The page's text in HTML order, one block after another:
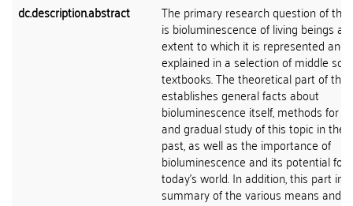
dc.description.abstract
The primary research question of
is bioluminescence of living beings
extent to which it is represented and
explained in a selection of middle
textbooks. The theoretical part of the
establishes general facts about
bioluminescence itself, methods for
and gradual study of this topic in the
past, as well as the importance of
bioluminescence and its potential for
today's world. In addition, this part
summary of the various means and